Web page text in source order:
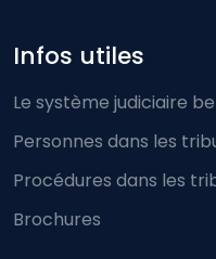
Infos utiles
Le système judiciaire
Personnes dans les
Procédures dans les
Brochures